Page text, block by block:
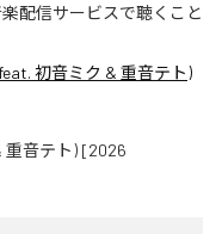
配信サービスで聴くこと
初音ミク & 重音テト)